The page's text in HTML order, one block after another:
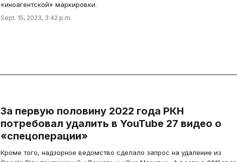
«иноагентской» маркировки.
Sept. 15, 2023, 3:42 p.m.
За первую половину 2022 года РКН
потребовал удалить в YouTube 27 видео о
«спецоперации»
Кроме того, надзорное ведомство сделало запрос на удаление из